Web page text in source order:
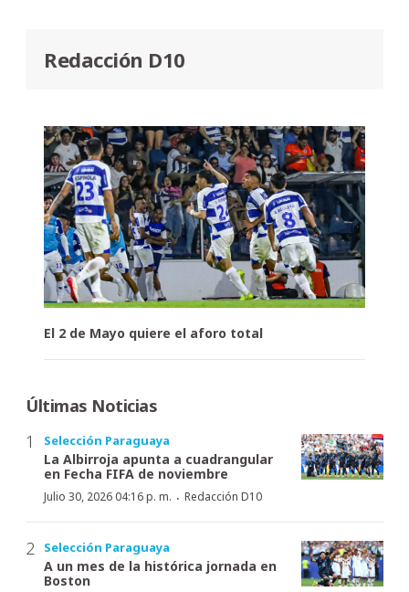
Redacción D10
El 2 de Mayo quiere el aforo total
Últimas Noticias
Selección Paraguaya
La Albirroja apunta a cuadrangular
en Fecha FIFA de noviembre
Julio 30, 2026 04:16 p. m. · Redacción D10
Selección Paraguaya
A un mes de la histórica jornada en
Boston